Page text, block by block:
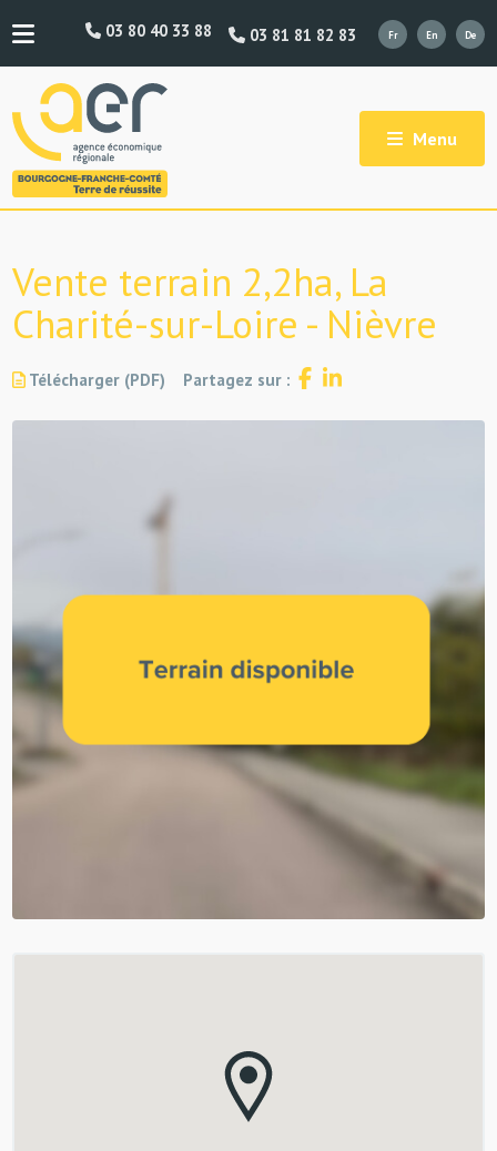
03 81 81 82 83
03 80 40 33 88
Menu
Vente terrain 2,2ha, La
Charité-sur-Loire - Nièvre
Télécharger (PDF) Partagez sur :